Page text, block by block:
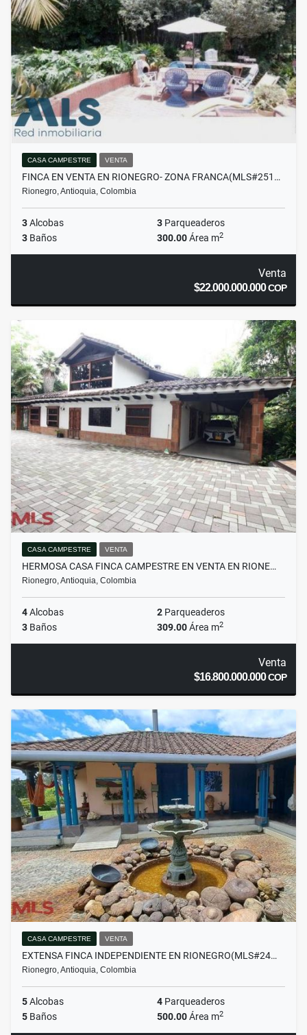
CASA CAMPESTRE VENTA
FINCA EN VENTA EN RIONEGRO- ZONA FRANCA(MLS#251…
Rionegro, Antioquia, Colombia
3Alcobas 3 Parqueaderos
3 Baños 300.00Área m2
Venta
$22.000.000.000COP
CASA CAMPESTRE VENTA
HERMOSA CASA FINCA CAMPESTRE EN VENTA EN RIONE…
Rionegro, Antioquia, Colombia
4Alcobas 2 Parqueaderos
3 Baños 309.00Área m2
Venta
$16.800.000.000COP
CASA CAMPESTRE VENTA
EXTENSA FINCA INDEPENDIENTE EN RIONEGRO(MLS#24…
Rionegro, Antioquia, Colombia
5Alcobas 4 Parqueaderos
5 Baños 500.00Área m2